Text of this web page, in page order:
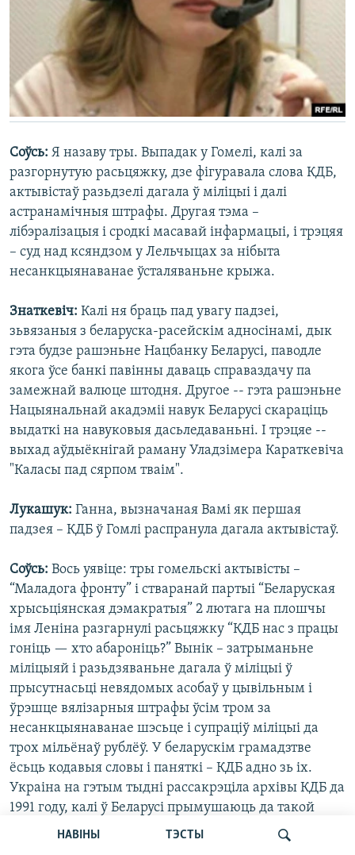
НАВІНЫ ТЭСТЫ
Соўсь: Я назаву тры. Выпадак у Гомелі, калі за
разгорнутую расьцяжку, дзе фігуравала слова КДБ,
актывістаў разьдзелі дагала ў міліцыі і далі
астранамічныя штрафы. Другая тэма –
лібэралізацыя і сродкі масавай інфармацыі, і трэцяя
– суд над ксяндзом у Лельчыцах за нібыта
несанкцыянаванае ўсталяваньне крыжа.
Знаткевіч: Калі ня браць пад увагу падзеі,
зьвязаныя з беларуска-расейскім адносінамі, дык
гэта будзе рашэньне Нацбанку Беларусі, паводле
якога ўсе банкі павінны даваць справаздачу па
замежнай валюце штодня. Другое -- гэта рашэньне
Нацыянальнай акадэміі навук Беларусі скараціць
выдаткі на навуковыя дасьледаваньні. І трэцяе --
выхад аўдыёкнігай раману Уладзімера Караткевіча
"Каласы пад сярпом тваім".
Лукашук: Ганна, вызначаная Вамі як першая
падзея – КДБ ў Гомлі распранула дагала актывістаў.
Соўсь: Вось уявіце: тры гомельскі актывісты –
“Маладога фронту” і стваранай партыі “Беларуская
хрысьціянская дэмакратыя” 2 лютага на плошчы
імя Леніна разгарнулі расьцяжку “КДБ нас з працы
гоніць — хто абароніць?” Вынік – затрыманьне
міліцыяй і разьдзяваньне дагала ў міліцыі ў
прысутнасьці невядомых асобаў у цывільным і
ўрэшце вялізарныя штрафы ўсім тром за
несанкцыянаванае шэсьце і супраціў міліцыі да
трох мільёнаў рублёў. У беларускім грамадзтве
ёсьць кодавыя словы і паняткі – КДБ адно зь іх.
Украіна на гэтым тыдні рассакрэціла архівы КДБ да
1991 году, калі ў Беларусі прымушаюць да такой
прыніжальнай працэдуры, як асабісты дагляд,